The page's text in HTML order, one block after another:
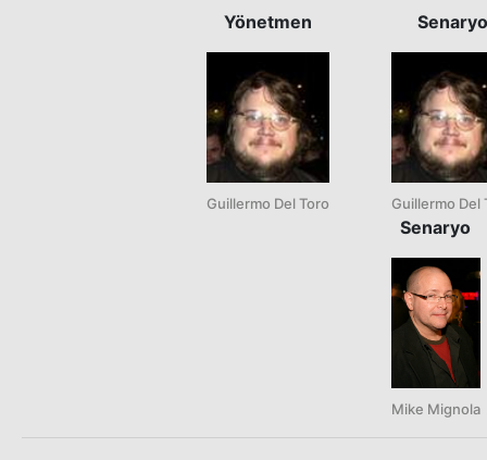
Yönetmen
Guillermo Del Toro
Senaryo
Guillermo Del
Senaryo
Mike Mignola